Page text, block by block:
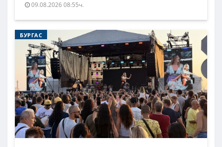
09.08.2026 08:55ч.
БУРГАС